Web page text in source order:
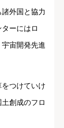
外国と協力
ーにはロ
宙開発先進
つけていけ
創成のフロ